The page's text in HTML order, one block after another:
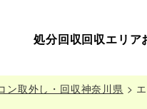
処分回収 回収エリア
ン取外し・回収神奈川県 >